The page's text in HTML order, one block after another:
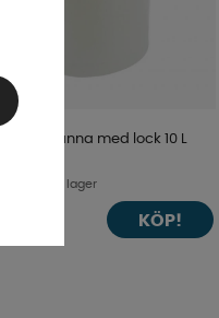
Vattenkanna med lock 10 L
Finns i lager
KÖP!